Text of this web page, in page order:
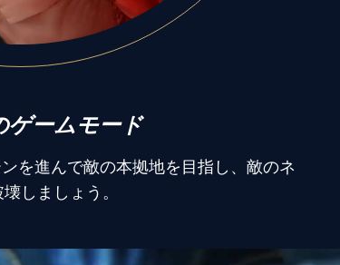
ゲームモード
を進んで敵の本拠地を目指し、敵のネ
しましょう。